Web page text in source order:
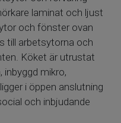
laminat och ljust
och fönster ovan
till arbetsytorna och
Köket är utrustat
inbyggd mikro,
i öppen anslutning
och inbjudande